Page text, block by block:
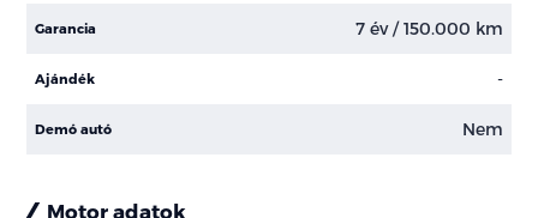
Garancia 7 év / 150.000 km
Ajándék -
Demó autó Nem
Motor adatok